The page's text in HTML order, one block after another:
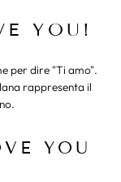
YOU!
per dire "Ti amo".
rappresenta il
YOU